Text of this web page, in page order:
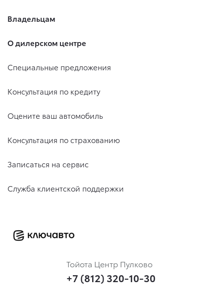
Владельцам
О дилерском центре
Специальные предложения
Консультация по кредиту
Оцените ваш автомобиль
Консультация по страхованию
Записаться на сервис
Служба клиентской поддержки
Тойота Центр Пулково
+7 (812) 320-10-30